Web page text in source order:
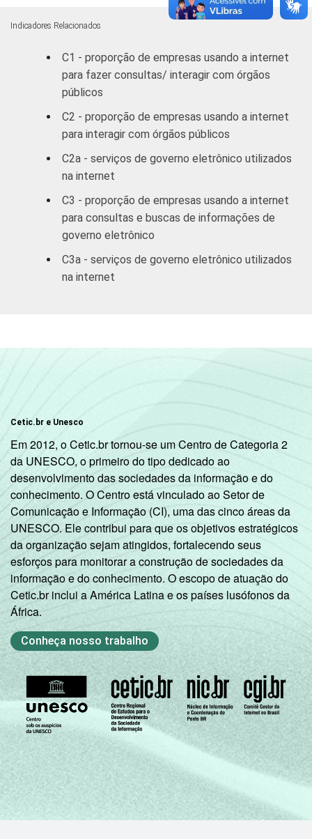
automotores e
Transporte,
armazenagem e
63
Alojamento e
alimentação
imobiliárias;
Atividades
profissionais,
técnicas;
complementares
66
e recreação;
Outras
atividades de
serviços
1 Base ponderada: 4.728 empresas com
acesso à Internet, com 10 ou mais
funcionários, que constituem os seguintes
segmentos da CNAE 2.0: seção C, F, G, H, I, J,
L, M, N, R e S. Respostas múltiplas e
estimuladas referentes aos últimos 12
meses
2Não sabe / Não respondeu.
Fonte: NIC.br - set/dez 2010
Indicadores Relacionados
C1 - proporção de empresas usando a internet
para fazer consultas/ interagir com órgãos
públicos
C2 - proporção de empresas usando a internet
para interagir com órgãos públicos
C2a - serviços de governo eletrônico utilizados
na internet
C3 - proporção de empresas usando a internet
para consultas e buscas de informações de
governo eletrônico
C3a - serviços de governo eletrônico utilizados
na internet
Cetic.br e Unesco
Em 2012, o Cetic.br tornou-se um Centro de Categoria 2
da UNESCO, o primeiro do tipo dedicado ao
desenvolvimento das sociedades da informação e do
conhecimento. O Centro está vinculado ao Setor de
Comunicação e Informação (CI), uma das cinco áreas da
UNESCO. Ele contribui para que os objetivos estratégicos
da organização sejam atingidos, fortalecendo seus
esforços para monitorar a construção de sociedades da
informação e do conhecimento. O escopo de atuação do
Cetic.br inclui a América Latina e os países lusófonos da
África.
Conheça nosso trabalho